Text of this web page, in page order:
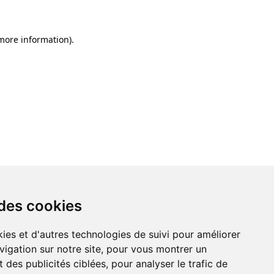
cookies
et d'autres technologies de suivi pour améliorer
sur notre site, pour vous montrer un
des publicités ciblées, pour analyser le trafic de
information).